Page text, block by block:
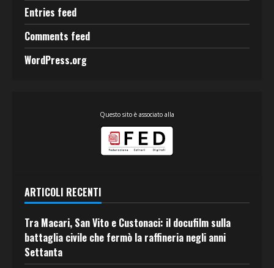
Entries feed
Comments feed
WordPress.org
Questo sito è associato alla
ARTICOLI RECENTI
Tra Macari, San Vito e Custonaci: il docufilm sulla
battaglia civile che fermò la raffineria negli anni
Settanta